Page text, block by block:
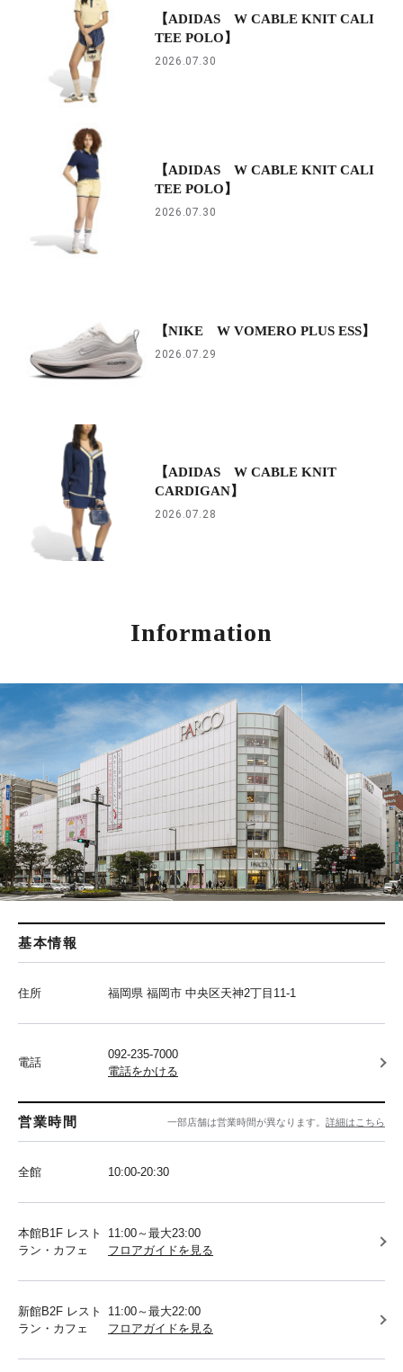
【ADIDAS W CABLE KNIT CALI
TEE POLO】
2026.07.30
【ADIDAS W CABLE KNIT CALI
TEE POLO】
2026.07.30
【NIKE W VOMERO PLUS ESS】
2026.07.29
【ADIDAS W CABLE KNIT
CARDIGAN】
2026.07.28
Information
基本情報
住所 福岡県 福岡市 中央区天神2丁目11-1
電話
092-235-7000
電話をかける
営業時間 一部店舗は営業時間が異なります。 詳細はこちら
全館 10:00-20:30
本館B1F レスト
ラン・カフェ
11:00～最大23:00
フロアガイドを見る
新館B2F レスト
ラン・カフェ
11:00～最大22:00
フロアガイドを見る